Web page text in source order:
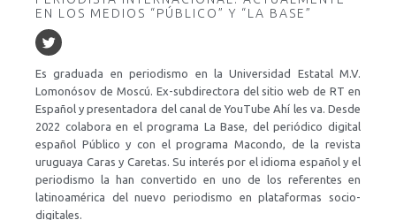
EN LOS MEDIOS “PÚBLICO” Y “LA BASE”
Es graduada en periodismo en la Universidad Estatal M.V.
Lomonósov de Moscú. Ex-subdirectora del sitio web de RT en
Español y presentadora del canal de YouTube Ahí les va. Desde
2022 colabora en el programa La Base, del periódico digital
español Público​ y con el programa Macondo, de la revista
uruguaya Caras y Caretas. Su interés por el idioma español y el
periodismo la han convertido en uno de los referentes en
latinoamérica del nuevo periodismo en plataformas socio-
digitales.